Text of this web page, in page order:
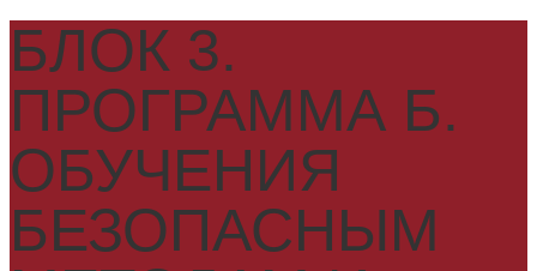
БЛОК 3.
ПРОГРАММА Б.
ОБУЧЕНИЯ
БЕЗОПАСНЫМ